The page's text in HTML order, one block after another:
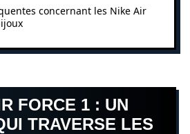
concernant les Nike Air
FORCE 1 : UN
TRAVERSE LES